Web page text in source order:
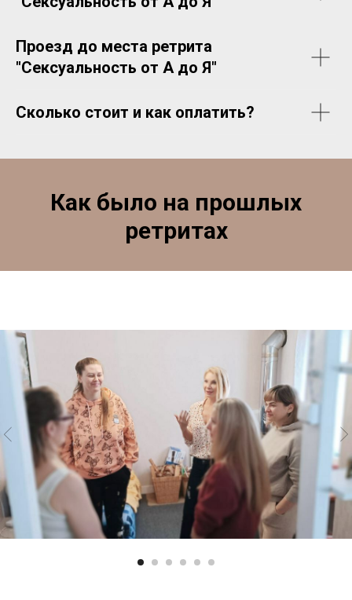
Проезд до места ретрита
"Сексуальность от А до Я"
Сколько стоит и как оплатить?
Как было на прошлых
ретритах